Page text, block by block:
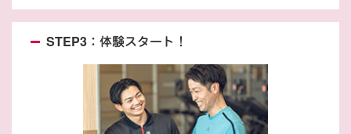
STEP3：体験スタート！